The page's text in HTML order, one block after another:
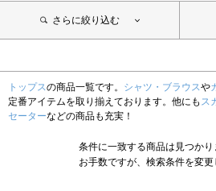
さらに絞り込む
トップスの商品一覧です。 シャツ・ブラウスや
定番アイテムを取り揃えております。他にも ス
セーターなどの商品も充実！
条件に一致する商品は見つかり
お手数ですが、検索条件を変更